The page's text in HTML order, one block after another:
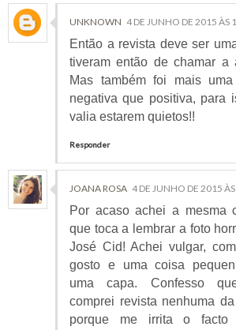
UNKNOWN 4 DE JUNHO DE 2015 ÀS
Então a revista deve ser
tiveram então de chamar a
Mas também foi mais
negativa que positiva, para
valia estarem quietos!!
Responder
JOANA ROSA 4 DE JUNHO DE 2015
Por acaso achei a mesma
que toca a lembrar a foto
José Cid! Achei vulgar,
gosto e uma coisa
uma capa. Confesso
comprei revista nenhuma
porque me irrita o